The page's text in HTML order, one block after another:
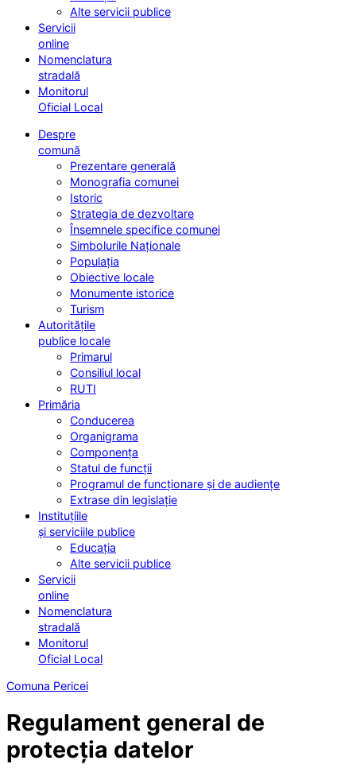
Alte servicii publice
Servicii
online
Nomenclatura
stradală
Monitorul
Oficial Local
Despre
comună
Prezentare generală
Monografia comunei
Istoric
Strategia de dezvoltare
Însemnele specifice comunei
Simbolurile Naționale
Populația
Obiective locale
Monumente istorice
Turism
Autoritățile
publice locale
Primarul
Consiliul local
RUTI
Primăria
Conducerea
Organigrama
Componența
Statul de funcții
Programul de funcționare și de audiențe
Extrase din legislație
Instituțiile
și serviciile publice
Educația
Alte servicii publice
Servicii
online
Nomenclatura
stradală
Monitorul
Oficial Local
Comuna Pericei
Regulament general de
protecția datelor